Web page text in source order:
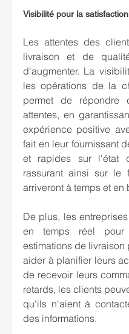
Visibilité pour la
Les attentes des
livraison et de
d'augmenter. La
les opérations de la
permet de
attentes, en
expérience positive
fait en leur fournissant
et rapides sur l'état
rassurant ainsi sur le
arriveront à temps et en
De plus, les
en temps réel
estimations de
aider à planifier leurs
de recevoir leurs
retards, les clients
qu'ils n'aient à
des informations.